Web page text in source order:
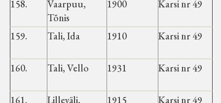
158.
Vaarpuu,
Tõnis
1900 Karsi nr 49
159. Tali, Ida 1910 Karsi nr 49
160. Tali, Vello 1931 Karsi nr 49
161.
Lilleväli,
1915 Karsi nr 49